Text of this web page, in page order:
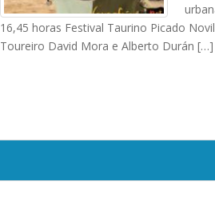
16,45 horas Festival Taurino Picado
Toureiro David Mora e Alberto Durán […]